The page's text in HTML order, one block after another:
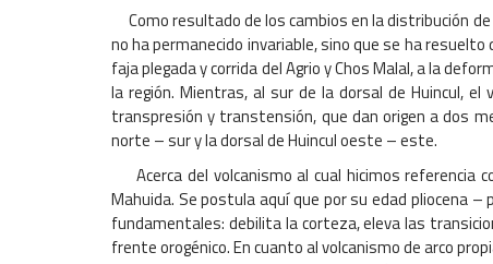
Como resultado de los cambios en la distribución
no ha permanecido invariable, sino que se ha
faja plegada y corrida del Agrio y Chos Malal, a la
la región. Mientras, al sur de la dorsal de Huincul,
transpresión y transtensión, que dan origen a dos
norte – sur y la dorsal de Huincul oeste – este.
Acerca del volcanismo al cual hicimos referencia
Mahuida. Se postula aquí que por su edad pliocena
fundamentales: debilita la corteza, eleva las
frente orogénico. En cuanto al volcanismo de arco